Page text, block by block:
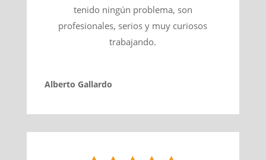
tenido ningún problema, son
profesionales, serios y muy curiosos
trabajando.
Alberto Gallardo